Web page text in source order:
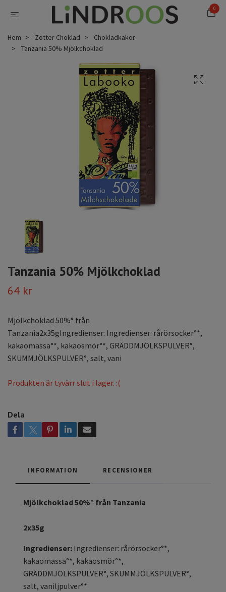
0
Hem Zotter Choklad
Chokladkakor
Tanzania 50% Mjölkchoklad
Tanzania 50% Mjölkchoklad
64 kr
Mjölkchoklad 50%° från
Tanzania2x35gIngredienser: Ingredienser: rårörsocker°*,
kakaomassa°*, kakaosmör°*, GRÄDDMJÖLKSPULVER°,
SKUMMJÖLKSPULVER°, salt, vani
Produkten är tyvärr slut i lager. :(
Dela
INFORMATION RECENSIONER
Mjölkchoklad 50%° från Tanzania
2x35g
Ingredienser: Ingredienser: rårörsocker°*,
kakaomassa°*, kakaosmör°*,
GRÄDDMJÖLKSPULVER°, SKUMMJÖLKSPULVER°,
salt, vaniljpulver°*